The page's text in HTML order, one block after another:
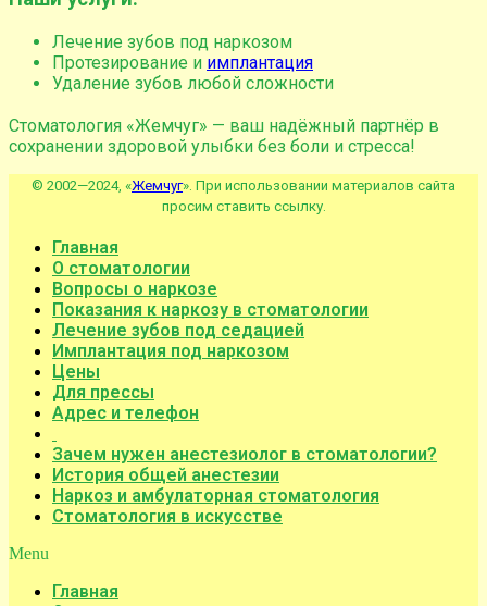
Лечение зубов под наркозом
Протезирование и имплантация
Удаление зубов любой сложности
Стоматология «Жемчуг» — ваш надёжный партнёр в
сохранении здоровой улыбки без боли и стресса!
© 2002—2024, «Жемчуг». При использовании материалов сайта
просим ставить ссылку.
Главная
О стоматологии
Вопросы о наркозе
Показания к наркозу в стоматологии
Лечение зубов под седацией
Имплантация под наркозом
Цены
Для прессы
Адрес и телефон
Зачем нужен анестезиолог в стоматологии?
История общей анестезии
Наркоз и амбулаторная стоматология
Стоматология в искусстве
Menu
Главная